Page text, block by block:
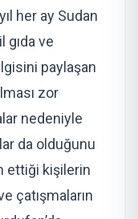
her ay Sudan
gıda ve
paylaşan
zor
nedeniyle
da olduğunu
ettiği kişilerin
çatışmaların